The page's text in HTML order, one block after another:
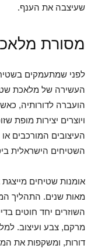
שעיצבה את הענף.
מסורת
לפני שמתעמקים
העשירה של מלאכת
הועברה לדורותיה,
ויוצרים יצירות מופת
העיצובים המורכבים
השטיחים הישראלית
אומנות שטיחים
מאות שנים. התהליך
השוזרים יחד חוטים
מרקם, צבע ועיצוב.
דורות, ומשקפות את